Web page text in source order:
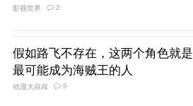
影视世界 2
假如路飞不存在，这两个角色就是
最可能成为海贼王的人
动漫大叔叔 9